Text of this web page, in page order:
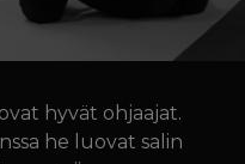
hyvät ohjaajat.
he luovat salin